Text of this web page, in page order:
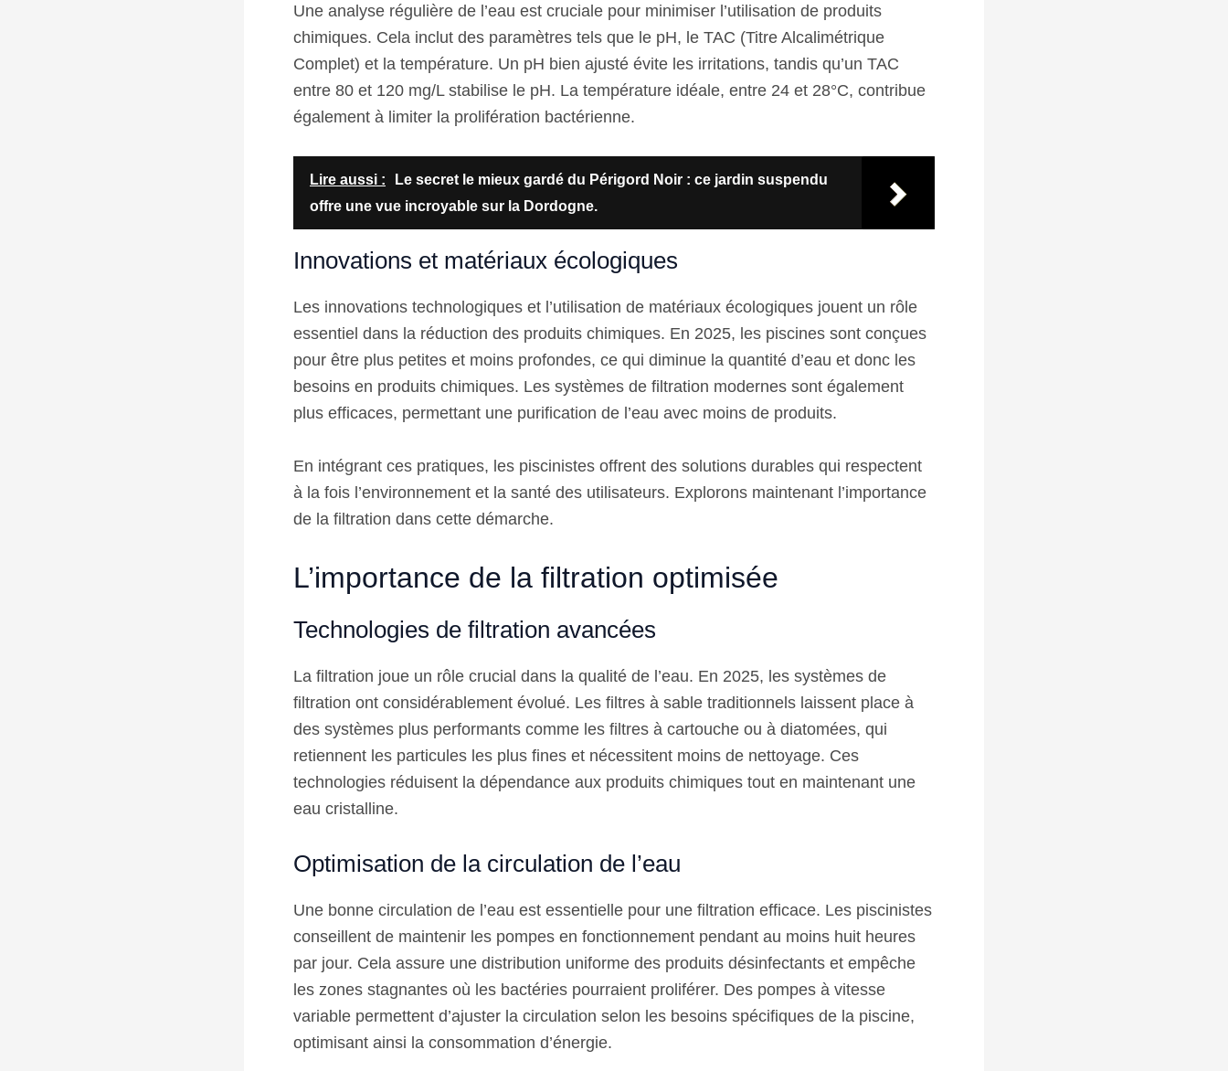
Une analyse régulière de l’eau est cruciale pour minimiser l’utilisation de produits
chimiques. Cela inclut des paramètres tels que le pH, le TAC (Titre Alcalimétrique
Complet) et la température. Un pH bien ajusté évite les irritations, tandis qu’un TAC
entre 80 et 120 mg/L stabilise le pH. La température idéale, entre 24 et 28°C, contribue
également à limiter la prolifération bactérienne.
Lire aussi :
Le secret le mieux gardé du Périgord Noir : ce jardin suspendu
offre une vue incroyable sur la Dordogne.
Innovations et matériaux écologiques
Les innovations technologiques et l’utilisation de matériaux écologiques jouent un rôle
essentiel dans la réduction des produits chimiques. En 2025, les piscines sont conçues
pour être plus petites et moins profondes, ce qui diminue la quantité d’eau et donc les
besoins en produits chimiques. Les systèmes de filtration modernes sont également
plus efficaces, permettant une purification de l’eau avec moins de produits.
En intégrant ces pratiques, les piscinistes offrent des solutions durables qui respectent
à la fois l’environnement et la santé des utilisateurs. Explorons maintenant l’importance
de la filtration dans cette démarche.
L’importance de la filtration optimisée
Technologies de filtration avancées
La filtration joue un rôle crucial dans la qualité de l’eau. En 2025, les systèmes de
filtration ont considérablement évolué. Les filtres à sable traditionnels laissent place à
des systèmes plus performants comme les filtres à cartouche ou à diatomées, qui
retiennent les particules les plus fines et nécessitent moins de nettoyage. Ces
technologies réduisent la dépendance aux produits chimiques tout en maintenant une
eau cristalline.
Optimisation de la circulation de l’eau
Une bonne circulation de l’eau est essentielle pour une filtration efficace. Les piscinistes
conseillent de maintenir les pompes en fonctionnement pendant au moins huit heures
par jour. Cela assure une distribution uniforme des produits désinfectants et empêche
les zones stagnantes où les bactéries pourraient proliférer. Des pompes à vitesse
variable permettent d’ajuster la circulation selon les besoins spécifiques de la piscine,
optimisant ainsi la consommation d’énergie.